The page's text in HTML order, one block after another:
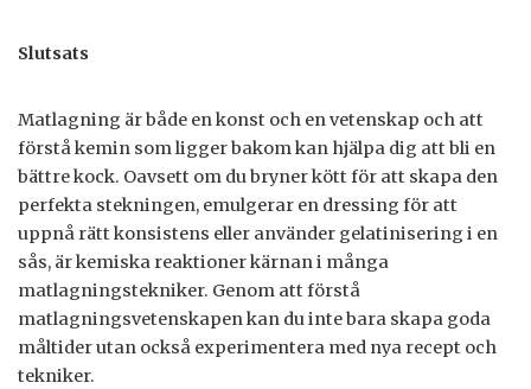
Slutsats
Matlagning är både en konst och en vetenskap och att
förstå kemin som ligger bakom kan hjälpa dig att bli en
bättre kock. Oavsett om du bryner kött för att skapa den
perfekta stekningen, emulgerar en dressing för att
uppnå rätt konsistens eller använder gelatinisering i en
sås, är kemiska reaktioner kärnan i många
matlagningstekniker. Genom att förstå
matlagningsvetenskapen kan du inte bara skapa goda
måltider utan också experimentera med nya recept och
tekniker.